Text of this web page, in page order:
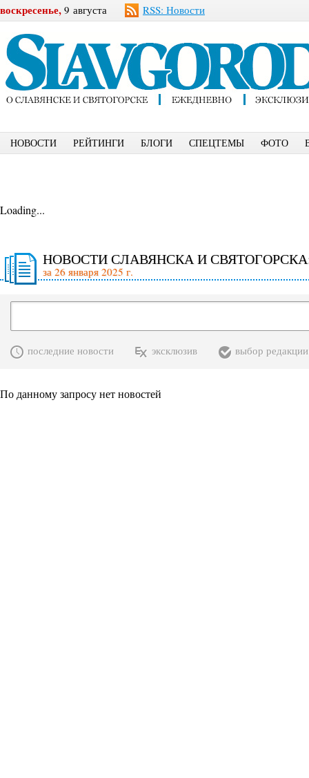
воскресенье, 9 августа RSS: Новости
НОВОСТИ РЕЙТИНГИ БЛОГИ СПЕЦТЕМЫ ФОТО
Loading...
НОВОСТИ СЛАВЯНСКА И
за 26 января 2025 г.
последние новости эксклюзив выбор редакции
По данному запросу нет новостей